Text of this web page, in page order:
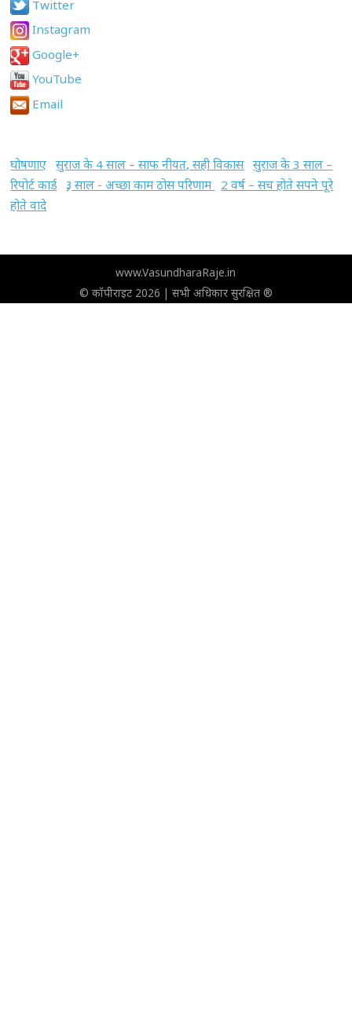
Twitter
Instagram
Google+
YouTube
Email
घोषणाए सुराज के 4 साल – साफ नीयत, सही विकास सुराज के 3 साल –
रिपोर्ट कार्ड
३ साल - अच्छा काम ठोस परिणाम
2 वर्ष – सच होते सपने पूरे
होते वादे
www.VasundharaRaje.in
© कॉपीराइट 2026 | सभी अधिकार सुरक्षित ®